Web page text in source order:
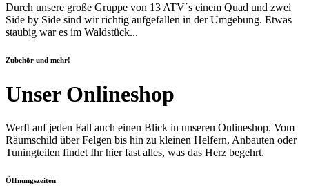
Durch unsere große Gruppe von 13 ATV´s einem Quad und zwei
Side by Side sind wir richtig aufgefallen in der Umgebung. Etwas
staubig war es im Waldstück...
Zubehör und mehr!
Unser Onlineshop
Werft auf jeden Fall auch einen Blick in unseren Onlineshop. Vom
Räumschild über Felgen bis hin zu kleinen Helfern, Anbauten oder
Tuningteilen findet Ihr hier fast alles, was das Herz begehrt.
Öffnungszeiten